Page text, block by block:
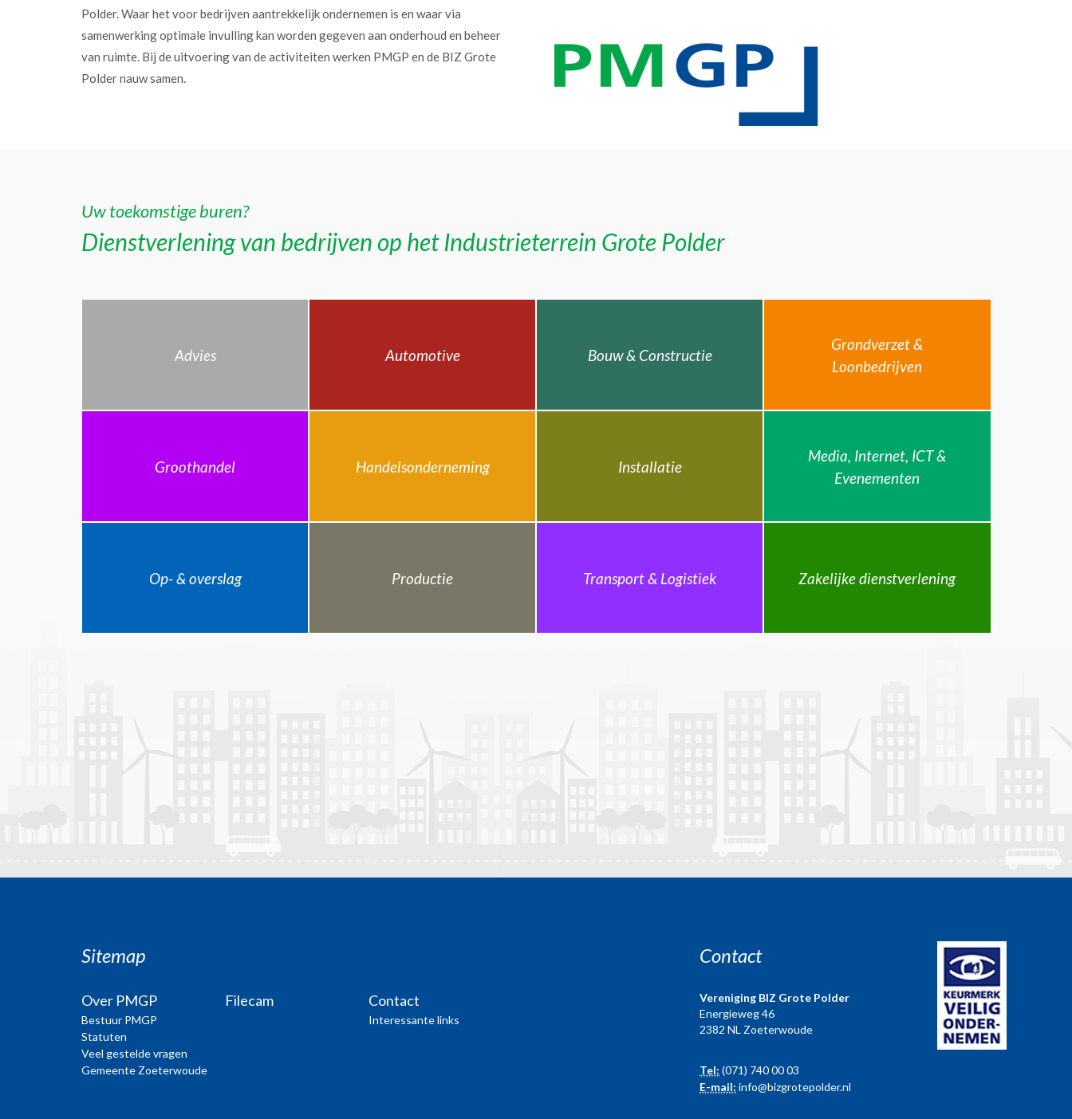
Polder. Waar het voor bedrijven aantrekkelijk ondernemen is en waar via
samenwerking optimale invulling kan worden gegeven aan onderhoud en beheer
van ruimte. Bij de uitvoering van de activiteiten werken PMGP en de BIZ Grote
Polder nauw samen.
Uw toekomstige buren?
Dienstverlening van bedrijven op het Industrieterrein Grote Polder
Advies Automotive Bouw & Constructie
Grondverzet &
Loonbedrijven
Groothandel Handelsonderneming Installatie
Media, Internet, ICT &
Evenementen
Op- & overslag Productie Transport & Logistiek Zakelijke dienstverlening
Sitemap
Over PMGP
Bestuur PMGP
Statuten
Veel gestelde vragen
Gemeente Zoeterwoude
Filecam Contact
Interessante links
Contact
Vereniging BIZ Grote Polder
Energieweg 46
2382 NL Zoeterwoude
Tel: (071) 740 00 03
E-mail: info@bizgrotepolder.nl